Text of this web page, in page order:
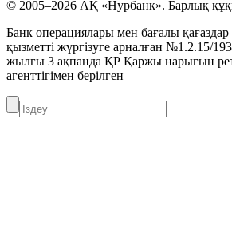
© 2005–2026 АҚ «Нурбанк». Барлық
Банк операциялары мен бағалы
қызметті жүргізуге арналған №1.2.15/
жылғы 3 ақпанда ҚР Қаржы нарығын
агенттігімен берілген